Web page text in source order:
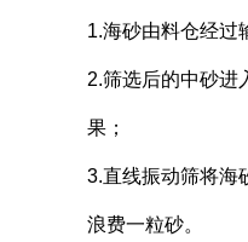
1.海砂由料仓经过
2.筛选后的中砂进
果；
3.直线振动筛将海
浪费一粒砂。